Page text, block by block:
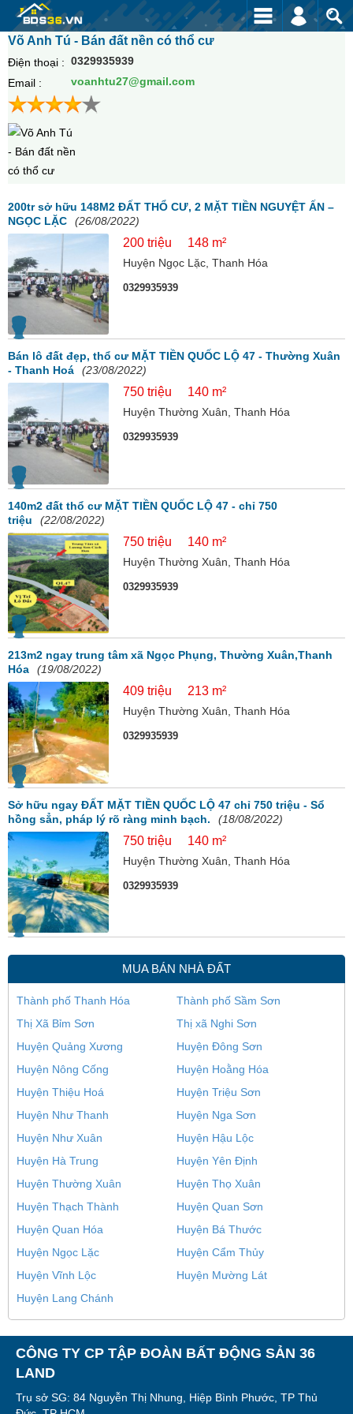
Võ Anh Tú - Bán đất nền có thổ cư
Điện thoại : 0329935939
Email :
voanhtu27@gmail.com
200tr sở hữu 148M2 ĐẤT THỔ CƯ, 2 MẶT TIỀN NGUYỆT ẤN –
NGỌC LẶC
(26/08/2022)
200 triệu 148 m²
Huyện Ngọc Lặc, Thanh Hóa
0329935939
Bán lô đất đẹp, thổ cư MẶT TIỀN QUỐC LỘ 47 - Thường Xuân
- Thanh Hoá
(23/08/2022)
750 triệu 140 m²
Huyện Thường Xuân, Thanh Hóa
0329935939
140m2 đất thổ cư MẶT TIỀN QUỐC LỘ 47 - chỉ 750
triệu
(22/08/2022)
750 triệu 140 m²
Huyện Thường Xuân, Thanh Hóa
0329935939
213m2 ngay trung tâm xã Ngọc Phụng, Thường Xuân,Thanh
Hóa
(19/08/2022)
409 triệu 213 m²
Huyện Thường Xuân, Thanh Hóa
0329935939
Sở hữu ngay ĐẤT MẶT TIỀN QUỐC LỘ 47 chỉ 750 triệu - Sổ
hồng sẳn, pháp lý rõ ràng minh bạch.
(18/08/2022)
750 triệu 140 m²
Huyện Thường Xuân, Thanh Hóa
0329935939
MUA BÁN NHÀ ĐẤT
Thành phố Thanh Hóa
Thành phố Sầm Sơn
Thị Xã Bỉm Sơn
Thị xã Nghi Sơn
Huyện Quảng Xương
Huyện Đông Sơn
Huyện Nông Cống
Huyện Hoằng Hóa
Huyện Thiệu Hoá
Huyện Triệu Sơn
Huyện Như Thanh
Huyện Nga Sơn
Huyện Như Xuân
Huyện Hậu Lộc
Huyện Hà Trung
Huyện Yên Định
Huyện Thường Xuân
Huyện Thọ Xuân
Huyện Thạch Thành
Huyện Quan Sơn
Huyện Quan Hóa
Huyện Bá Thước
Huyện Ngọc Lặc
Huyện Cẩm Thủy
Huyện Vĩnh Lộc
Huyện Mường Lát
Huyện Lang Chánh
CÔNG TY CP TẬP ĐOÀN BẤT ĐỘNG SẢN 36
LAND
Trụ sở SG: 84 Nguyễn Thị Nhung, Hiệp Bình Phước, TP Thủ